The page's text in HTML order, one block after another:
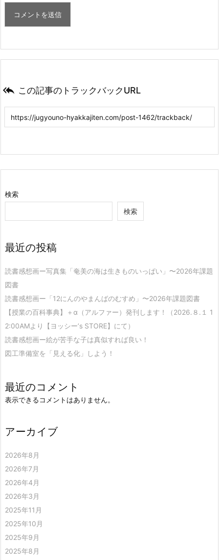
 この記事のトラックバックURL
検索
検索
最近の投稿
読書感想画ー写真集「奄美の海は生きものいっぱい」〜2026年課題
図書
読書感想画ー「12にんのやまんばのむすめ」〜2026年課題図書
【授業の百科事典】＋α（アルファー）発刊します！（2026.８.１ 1
2:00AMより【ヨッシー’s STORE】にて）
読書感想画ー絵が苦手な子は真似すれば良い！
図工準備室を「見える化」しよう！
最近のコメント
表示できるコメントはありません。
アーカイブ
2026年8月
2026年7月
2026年4月
2026年3月
2025年11月
2025年10月
2025年9月
2025年8月